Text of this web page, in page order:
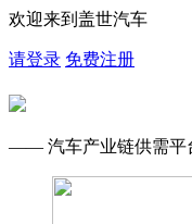
欢迎来到盖世汽车
请登录 免费注册
—— 汽车产业链供需